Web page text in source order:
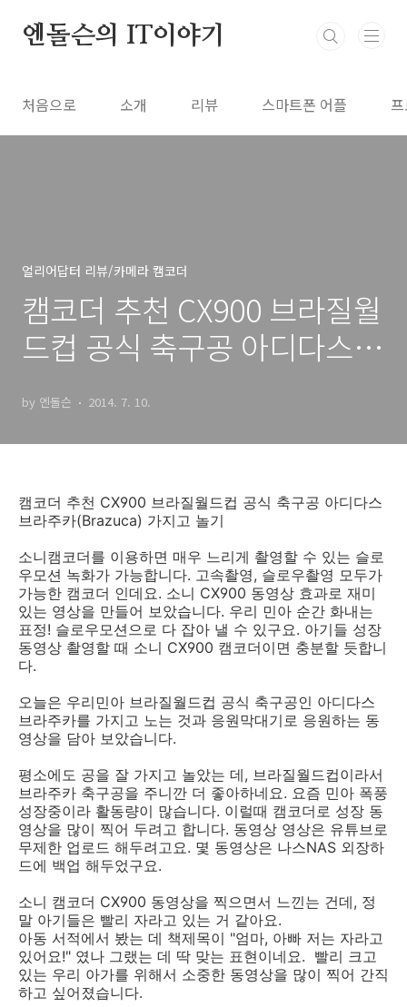
엔돌슨의 IT이야기
처음으로 소개 리뷰 스마트폰 어플
얼리어답터 리뷰/카메라 캠코더
캠코더 추천 CX900 브라질월
드컵 공식 축구공 아디다스
by 엔돌슨 2014. 7. 10.
캠코더 추천 CX900 브라질월드컵 공식 축구공 아디다스
브라주카(Brazuca) 가지고 놀기
소니캠코더를 이용하면 매우 느리게 촬영할 수 있는 슬로
우모션 녹화가 가능합니다. 고속촬영, 슬로우촬영 모두가
가능한 캠코더 인데요. 소니 CX900 동영상 효과로 재미
있는 영상을 만들어 보았습니다. 우리 민아 순간 화내는
표정! 슬로우모션으로 다 잡아 낼 수 있구요. 아기들 성장
동영상 촬영할 때 소니 CX900 캠코더이면 충분할 듯합니
다.
오늘은 우리민아 브라질월드컵 공식 축구공인 아디다스
브라주카를 가지고 노는 것과 응원막대기로 응원하는 동
영상을 담아 보았습니다.
평소에도 공을 잘 가지고 놀았는 데, 브라질월드컵이라서
브라주카 축구공을 주니깐 더 좋아하네요. 요즘 민아 폭풍
성장중이라 활동량이 많습니다. 이럴때 캠코더로 성장 동
영상을 많이 찍어 두려고 합니다. 동영상 영상은 유튜브로
무제한 업로드 해두려고요. 몇 동영상은 나스NAS 외장하
드에 백업 해두었구요.
소니 캠코더 CX900 동영상을 찍으면서 느낀는 건데, 정
말 아기들은 빨리 자라고 있는 거 같아요.
아동 서적에서 봤는 데 책제목이 "엄마, 아빠 저는 자라고
있어요!" 였나 그랬는 데 딱 맞는 표현이네요. 빨리 크고
있는 우리 아가를 위해서 소중한 동영상을 많이 찍어 간직
하고 싶어졌습니다.